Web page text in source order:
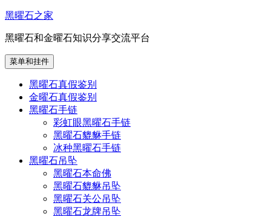
跳
内
容
黑曜石之家
黑曜石和金曜石知识分享交流平台
菜单和挂件
黑曜石真假鉴别
金曜石真假鉴别
黑曜石手链
彩虹眼黑曜石手链
黑曜石貔貅手链
冰种黑曜石手链
黑曜石吊坠
黑曜石本命佛
黑曜石貔貅吊坠
黑曜石关公吊坠
黑曜石龙牌吊坠